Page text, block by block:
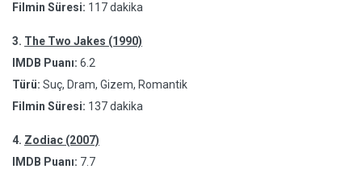
Filmin Süresi: 117 dakika
3. The Two Jakes (1990)
IMDB Puanı: 6.2
Türü: Suç, Dram, Gizem, Romantik
Filmin Süresi: 137 dakika
4. Zodiac (2007)
IMDB Puanı: 7.7